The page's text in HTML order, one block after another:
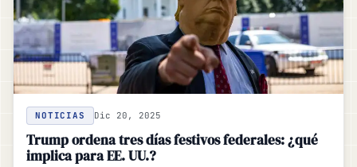
NOTICIAS Dic 20, 2025
Trump ordena tres días festivos federales: ¿qué
implica para EE. UU.?